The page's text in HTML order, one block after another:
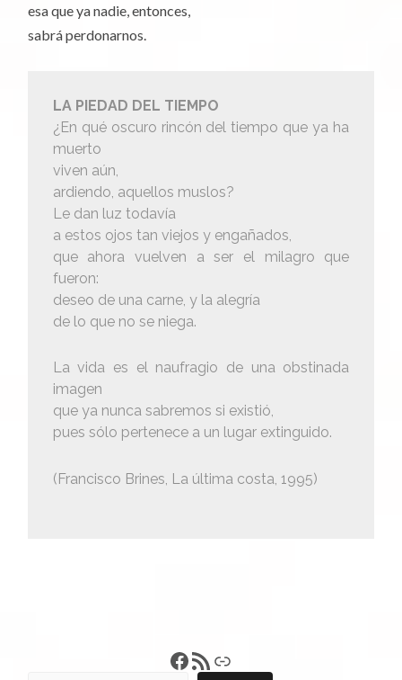
esa que ya nadie, entonces,
sabrá perdonarnos.
LA PIEDAD DEL TIEMPO
¿En qué oscuro rincón del tiempo que ya ha
muerto
viven aún,
ardiendo, aquellos muslos?
Le dan luz todavía
a estos ojos tan viejos y engañados,
que ahora vuelven a ser el milagro que
fueron:
deseo de una carne, y la alegría
de lo que no se niega.
La vida es el naufragio de una obstinada
imagen
que ya nunca sabremos si existió,
pues sólo pertenece a un lugar extinguido.
(Francisco Brines, La última costa, 1995)
Francisco Pérez
Feed RSSEnlace